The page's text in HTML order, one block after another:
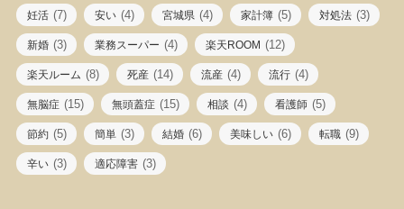
妊活 (7) 安い (4) 宮城県 (4) 家計簿 (5) 対処法 (3)
新婚 (3) 業務スーパー (4) 楽天ROOM (12)
楽天ルーム (8) 死産 (14) 流産 (4) 流行 (4)
無脳症 (15) 無頭蓋症 (15) 相談 (4) 看護師 (5)
節約 (5) 簡単 (3) 結婚 (6) 美味しい (6) 転職 (9)
辛い (3) 適応障害 (3)